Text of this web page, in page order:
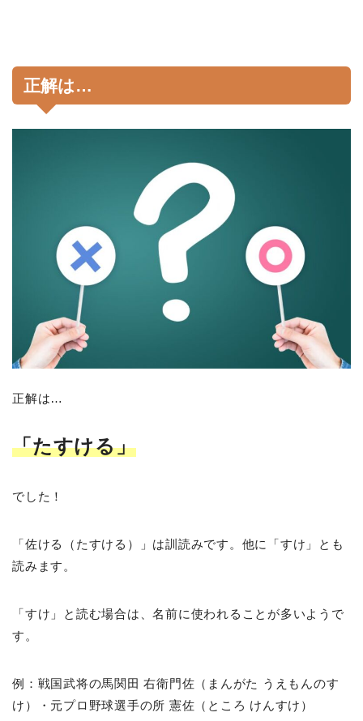
正解は…
正解は…
「たすける」
でした！
「佐ける（たすける）」は訓読みです。他に「すけ」とも
読みます。
「すけ」と読む場合は、名前に使われることが多いようで
す。
例：戦国武将の馬関田 右衛門佐（まんがた うえもんのす
け）・元プロ野球選手の所 憲佐（ところ けんすけ）